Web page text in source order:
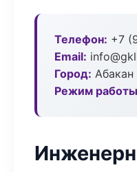
Телефон: +7
Email:
Город: Абакан
Режим